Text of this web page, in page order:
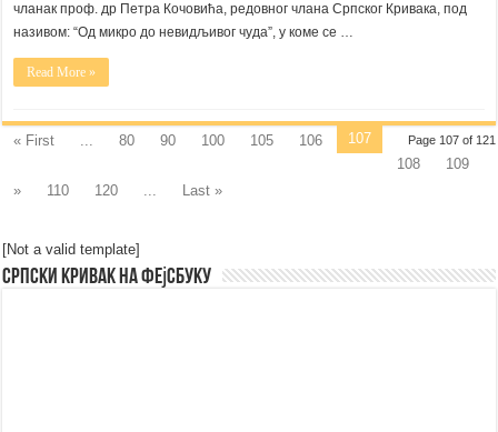
чланак проф. др Петра Кочовића, редовног члана Српског Кривака, под
називом: “Од микро до невидљивог чуда”, у коме се …
Read More »
Page 107 of 121
« First ... 80 90 100 105 106
107
108
109
»
110 120 ... Last »
[Not a valid template]
Српски Кривак на Фејсбуку